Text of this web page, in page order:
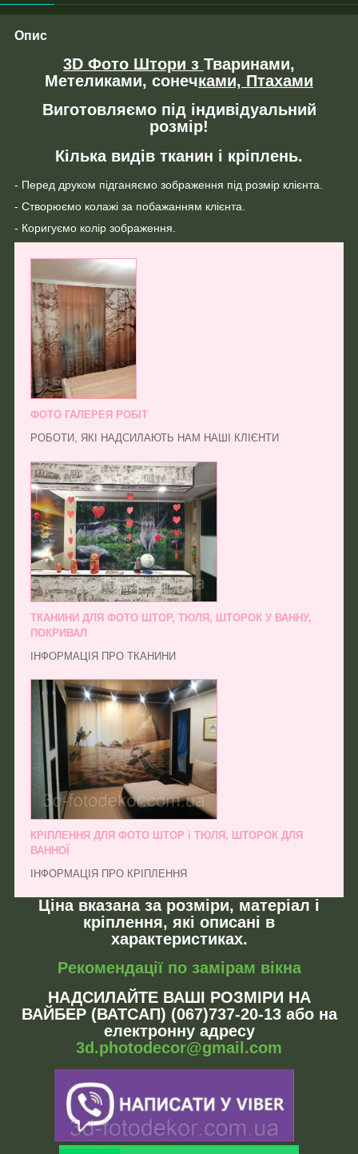
Опис
3D Фото Штори з Тваринами,
Метеликами, сонечками, Птахами
Виготовляємо під індивідуальний
розмір!
Кілька видів тканин і кріплень.
- Перед друком підганяємо зображення під розмір клієнта.
- Створюємо колажі за побажанням клієнта.
- Коригуємо колір зображення.
ФОТО ГАЛЕРЕЯ РОБІТ
РОБОТИ, ЯКІ НАДСИЛАЮТЬ НАМ НАШІ КЛІЄНТИ
ТКАНИНИ ДЛЯ ФОТО ШТОР, ТЮЛЯ, ШТОРОК У ВАННУ,
ПОКРИВАЛ
ІНФОРМАЦІЯ ПРО ТКАНИНИ
КРІПЛЕННЯ ДЛЯ ФОТО ШТОР і ТЮЛЯ, ШТОРОК ДЛЯ
ВАННОЇ
ІНФОРМАЦІЯ ПРО КРІПЛЕННЯ
Ціна вказана за розміри, матеріал і
кріплення, які описані в
характеристиках.
Рекомендації по замірам вікна
НАДСИЛАЙТЕ ВАШІ РОЗМІРИ НА
ВАЙБЕР (ВАТСАП) (067)737-20-13 або на
електронну адресу
3d.photodecor@gmail.com